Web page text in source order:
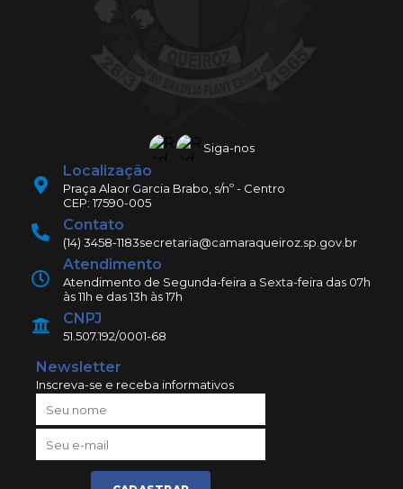
Siga-nos
Localização
Praça Alaor Garcia Brabo, s/nº - Centro
CEP: 17590-005
Contato
(14) 3458-1183secretaria@camaraqueiroz.sp.gov.br
Atendimento
Atendimento de Segunda-feira a Sexta-feira das 07h
às 11h e das 13h às 17h
CNPJ
51.507.192/0001-68
Newsletter
Inscreva-se e receba informativos